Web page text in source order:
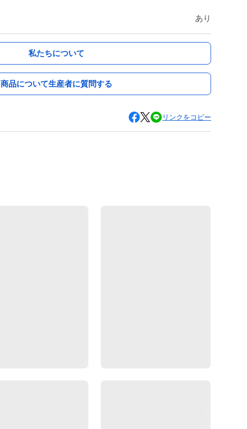
あり
私たちについて
商品について生産者に質問する
リンクをコピー